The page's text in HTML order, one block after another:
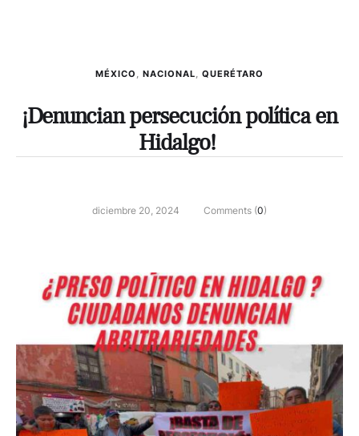
MÉXICO , NACIONAL, QUERÉTARO
¡Denuncian persecución política en
Hidalgo! ️
diciembre 20, 2024 Comments (0)